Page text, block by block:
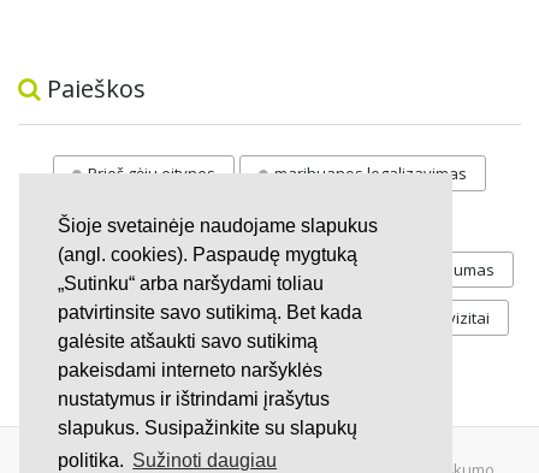
Šioje svetainėje naudojame slapukus
(angl. cookies). Paspaudę mygtuką
„Sutinku“ arba naršydami toliau
patvirtinsite savo sutikimą. Bet kada
galėsite atšaukti savo sutikimą
pakeisdami interneto naršyklės
nustatymus ir ištrindami įrašytus
slapukus. Susipažinkite su slapukų
politika. Sužinoti daugiau
Paieškos
Prieš gėju eitynes marihuanos legalizavimas
STOP vaiku atemimas
Pilnos moksleivių vasaros atostogos referendumas
Keliu jaunystės Valandos Rekvizitai
Investicijos